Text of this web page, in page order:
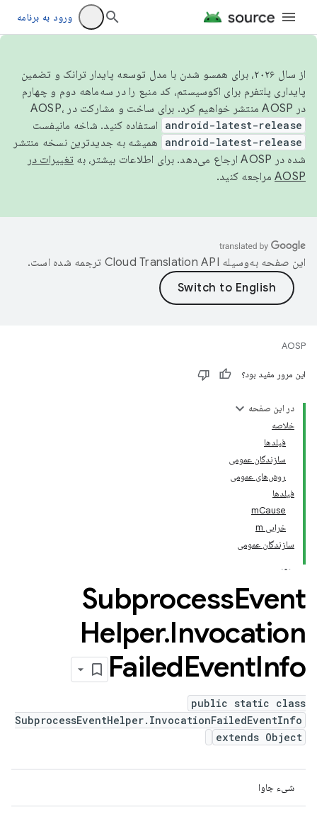
ورود به برنامه
از سال ۲۰۲۶، برای همسو شدن با مدل توسعه پایدار ترانک و تضمین
پایداری پلتفرم برای اکوسیستم، کد منبع را در سه‌ماهه دوم و چهارم
در AOSP منتشر خواهیم کرد. برای ساخت و مشارکت در AOSP،
android-latest-release استفاده کنید. شاخه مانیفست
android-latest-release
همیشه به جدیدترین نسخه منتشر
شده در AOSP ارجاع می‌دهد. برای اطلاعات بیشتر، به
تغییرات در
AOSP مراجعه کنید.
این صفحه به‌وسیله ترجمه شده است.
AOSP
این مرور مفید بود؟
در این صفحه
خلاصه
فیلدها
سازندگان عمومی
روش‌های عمومی
فیلدها
mCause
خرابی m
سازندگان عمومی
SubprocessEvent
Helper.Invocation
FailedEventInfo
public static class
SubprocessEventHelper.InvocationFailedEventInfo
extends Object
شیء جاوا